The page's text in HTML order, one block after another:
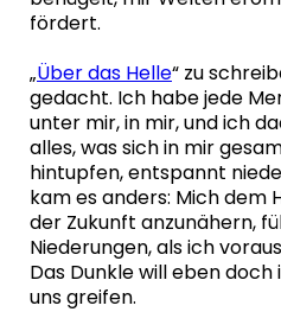
fördert.
„Über das Helle“ zu
gedacht. Ich habe jede
unter mir, in mir, und ich
alles, was sich in mir
hintupfen, entspannt
kam es anders: Mich dem
der Zukunft anzunähern,
Niederungen, als ich
Das Dunkle will eben
uns greifen.